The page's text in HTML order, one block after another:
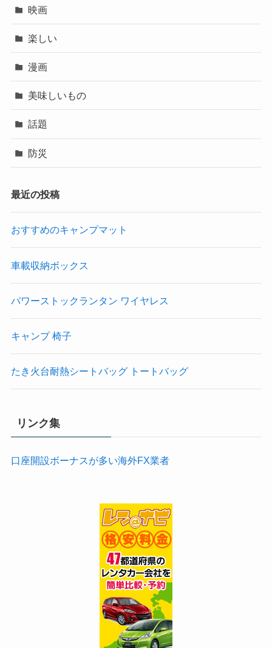
映画
楽しい
漫画
美味しいもの
話題
防災
最近の投稿
おすすめのキャンプマット
車載収納ボックス
パワーストックランタン ワイヤレス
キャンプ 椅子
たき火台耐熱シートバッグ トートバッグ
リンク集
口座開設ボーナスが多い海外FX業者